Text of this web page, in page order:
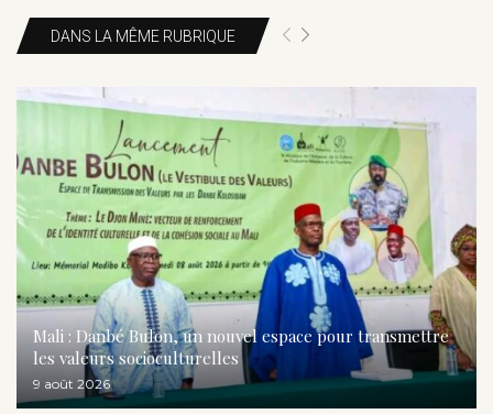
DANS LA MÊME RUBRIQUE
Mali : Danbé Bulon, un nouvel espace pour transmettre
les valeurs socioculturelles
9 août 2026